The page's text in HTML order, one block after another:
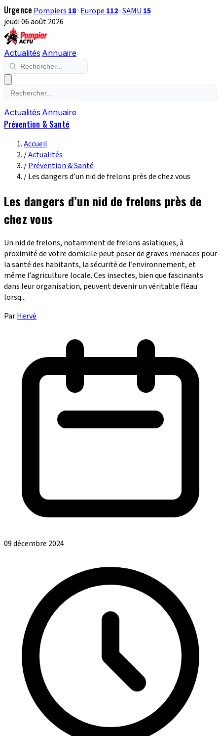
Urgence Pompiers 18· Europe 112·SAMU 15
jeudi 06 août 2026
Actualités Annuaire
Actualités Annuaire
Prévention & Santé
Accueil
/Actualités
/Prévention & Santé
/Les dangers d’un nid de frelons près de chez vous
Les dangers d’un nid de frelons près de
chez vous
Un nid de frelons, notamment de frelons asiatiques, à
proximité de votre domicile peut poser de graves menaces pour
la santé des habitants, la sécurité de l’environnement, et
même l’agriculture locale. Ces insectes, bien que fascinants
dans leur organisation, peuvent devenir un véritable fléau
lorsq...
ParHervé
09 décembre 2024